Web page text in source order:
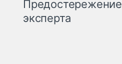
Предостережение
эксперта